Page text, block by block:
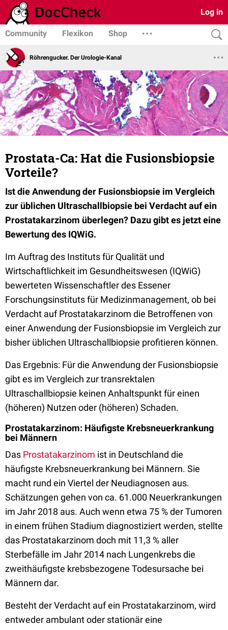
Log in
Community Flexikon Shop
Röhrengucker. Der Urologie-Kanal
Prostata-Ca: Hat die Fusionsbiopsie
Vorteile?
Ist die Anwendung der Fusionsbiopsie im Vergleich
zur üblichen Ultraschallbiopsie bei Verdacht auf ein
Prostatakarzinom überlegen? Dazu gibt es jetzt eine
Bewertung des IQWiG.
Im Auftrag des Instituts für Qualität und
Wirtschaftlichkeit im Gesundheitswesen (IQWiG)
bewerteten Wissenschaftler des Essener
Forschungsinstituts für Medizinmanagement, ob bei
Verdacht auf Prostatakarzinom die Betroffenen von
einer Anwendung der Fusionsbiopsie im Vergleich zur
bisher üblichen Ultraschallbiopsie profitieren können.
Das Ergebnis: Für die Anwendung der Fusionsbiopsie
gibt es im Vergleich zur transrektalen
Ultraschallbiopsie keinen Anhaltspunkt für einen
(höheren) Nutzen oder (höheren) Schaden.
Prostatakarzinom: Häufigste Krebsneuerkrankung
bei Männern
Das Prostatakarzinom ist in Deutschland die
häufigste Krebsneuerkrankung bei Männern. Sie
macht rund ein Viertel der Neudiagnosen aus.
Schätzungen gehen von ca. 61.000 Neuerkrankungen
im Jahr 2018 aus. Auch wenn etwa 75 % der Tumoren
in einem frühen Stadium diagnostiziert werden, stellte
das Prostatakarzinom doch mit 11,3 % aller
Sterbefälle im Jahr 2014 nach Lungenkrebs die
zweithäufigste krebsbezogene Todesursache bei
Männern dar.
Besteht der Verdacht auf ein Prostatakarzinom, wird
entweder ambulant oder stationär eine